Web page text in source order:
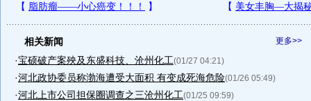
更多>>
相关新闻
·宝硕破产案殃及东盛科技、沧州化工(01/27 04:21)
·河北政协委员称渤海遭受大面积 有变成死海危险(01/26 05:49)
·河北上市公司担保圈调查之三沧州化工(01/25 09:59)